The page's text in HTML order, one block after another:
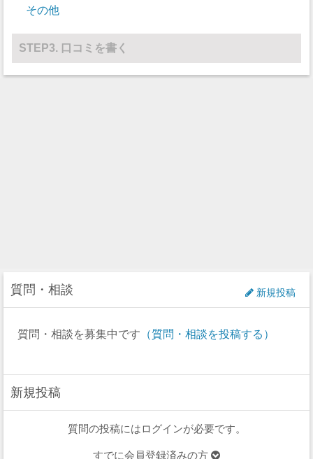
その他
STEP3. 口コミを書く
質問・相談 新規投稿
質問・相談を募集中です （質問・相談を投稿する）
新規投稿
質問の投稿にはログインが必要です。
すでに会員登録済みの方